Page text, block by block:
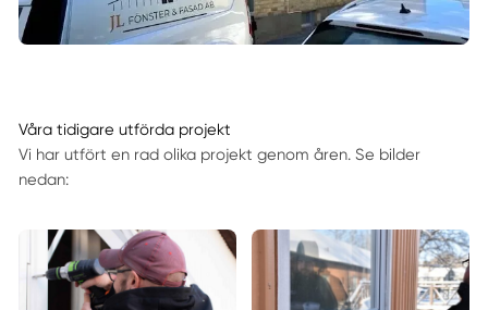
Våra tidigare utförda projekt
Vi har utfört en rad olika projekt genom åren. Se bilder
nedan: